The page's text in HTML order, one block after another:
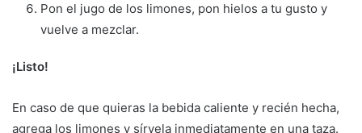
Pon el jugo de los limones, pon hielos a tu gusto y
vuelve a mezclar.
¡Listo!
En caso de que quieras la bebida caliente y recién hecha,
agrega los limones y sírvela inmediatamente en una taza.